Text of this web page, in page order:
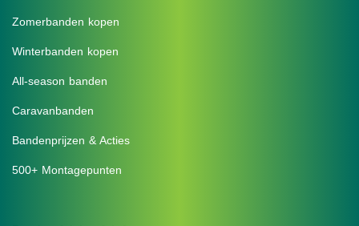
Zomerbanden kopen
Winterbanden kopen
All-season banden
Caravanbanden
Bandenprijzen & Acties
500+ Montagepunten